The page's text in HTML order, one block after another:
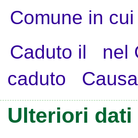
Comune in
Caduto il
nel
caduto
Ulteriori dati